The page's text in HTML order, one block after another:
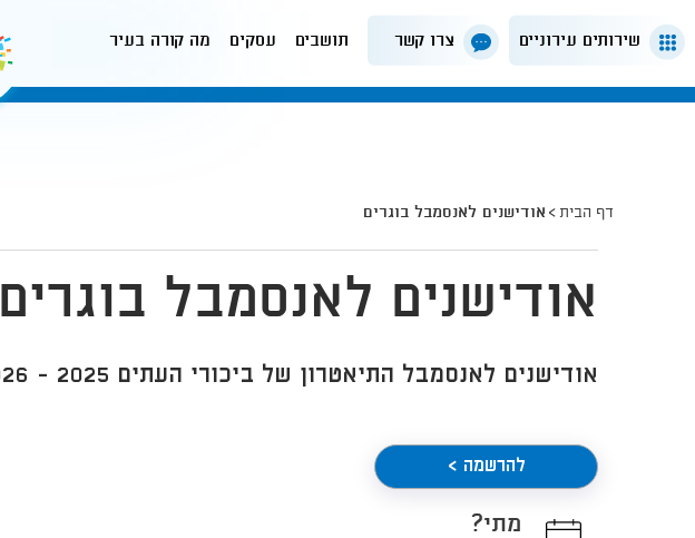
שירותים עירוניים צרו קשר תושבים עסקים מה קורה בעיר
דף הבית אודישנים לאנסמבל בוגרים
אודישנים לאנסמבל בוגרים
אודישנים לאנסמבל התיאטרון של ביכורי העתים 2025 - 2026
להרשמה >
מתי?